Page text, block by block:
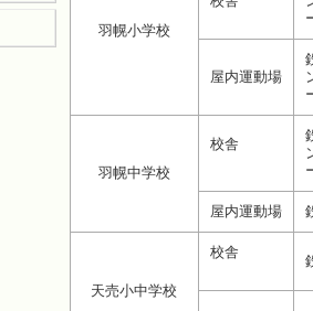
羽幌小学校
屋内運動場
羽幌中学校
校舎
屋内運動場
天売小中学校
校舎